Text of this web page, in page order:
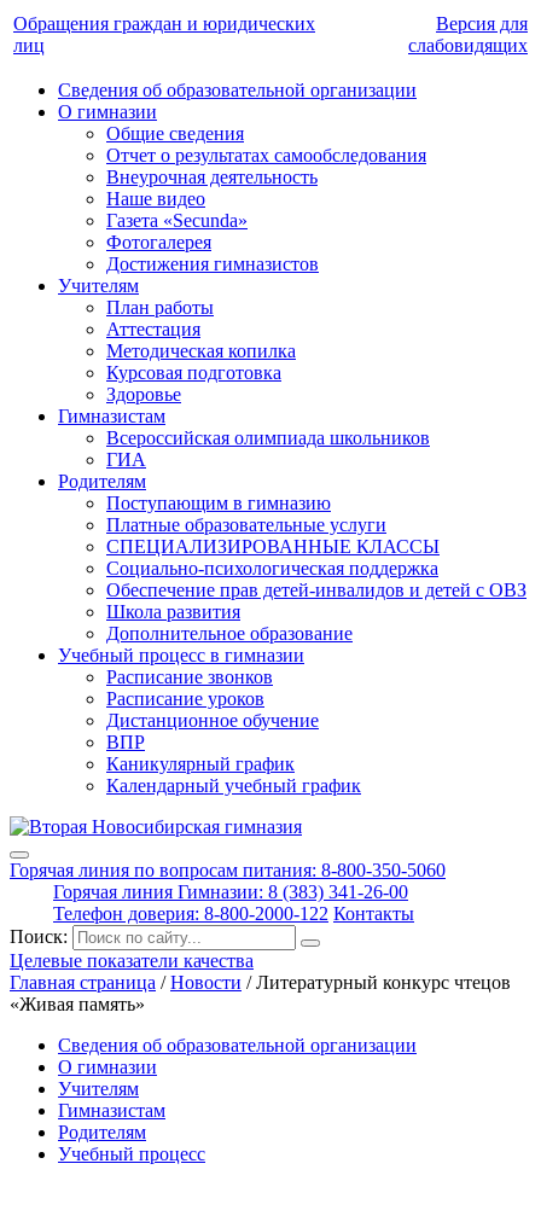
Обращения граждан и юридических
лиц
Версия для
слабовидящих
Сведения об образовательной организации
О гимназии
Общие сведения
Отчет о результатах самообследования
Внеурочная деятельность
Наше видео
Газета «Secunda»
Фотогалерея
Достижения гимназистов
Учителям
План работы
Аттестация
Методическая копилка
Курсовая подготовка
Здоровье
Гимназистам
Всероссийская олимпиада школьников
ГИА
Родителям
Поступающим в гимназию
Платные образовательные услуги
СПЕЦИАЛИЗИРОВАННЫЕ КЛАССЫ
Социально-психологическая поддержка
Обеспечение прав детей-инвалидов и детей с ОВЗ
Школа развития
Дополнительное образование
Учебный процесс в гимназии
Расписание звонков
Расписание уроков
Дистанционное обучение
ВПР
Каникулярный график
Календарный учебный график
Горячая линия по вопросам питания: 8-800-350-5060
Горячая линия Гимназии: 8 (383) 341-26-00
Телефон доверия: 8-800-2000-122 Контакты
Поиск:
Целевые показатели качества
Главная страница /Новости /Литературный конкурс чтецов
«Живая память»
Сведения об образовательной организации
О гимназии
Учителям
Гимназистам
Родителям
Учебный процесс